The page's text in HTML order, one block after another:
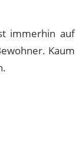
immerhin auf
Kaum